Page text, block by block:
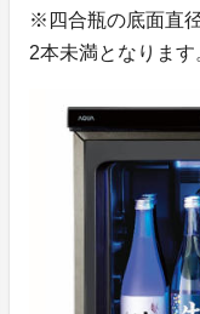
※四合瓶の底面直
2本未満となります